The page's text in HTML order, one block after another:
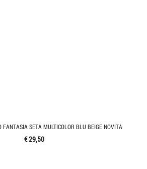
FANTASIA SETA MULTICOLOR BLU BEIGE NOVITA
€ 29,50